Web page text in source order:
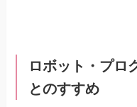
ロボット・プロ
とのすすめ